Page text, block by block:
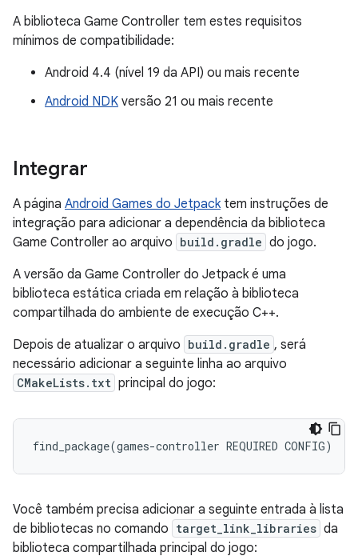
A biblioteca Game Controller tem estes requisitos
mínimos de compatibilidade:
Android 4.4 (nível 19 da API) ou mais recente
Android NDK versão 21 ou mais recente
Integrar
A página Android Games do Jetpacktem instruções de
integração para adicionar a dependência da biblioteca
Game Controller ao arquivo build.gradle do jogo.
A versão da Game Controller do Jetpack é uma
biblioteca estática criada em relação à biblioteca
compartilhada do ambiente de execução C++.
Depois de atualizar o arquivo build.gradle , será
necessário adicionar a seguinte linha ao arquivo
CMakeLists.txt principal do jogo:
find_package(games-controller REQUIRED CONFIG)
Você também precisa adicionar a seguinte entrada à lista
de bibliotecas no comando target_link_libraries da
biblioteca compartilhada principal do jogo: